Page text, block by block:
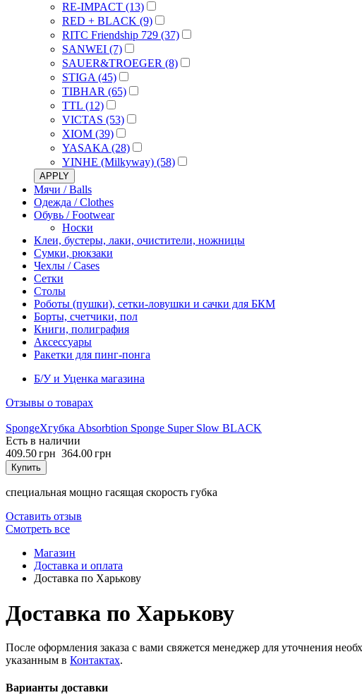
RE-IMPACT (13)
RED + BLACK (9)
RITC Friendship 729 (37)
SANWEI (7)
SAUER&TROEGER (8)
STIGA (45)
TIBHAR (65)
TTL (12)
VICTAS (53)
XIOM (39)
YASAKA (28)
YINHE (Milkyway) (58)
APPLY
Мячи / Balls
Одежда / Clothes
Обувь / Footwear
Носки
Клеи, бустеры, лаки, очистители, ножницы
Сумки, рюкзаки
Чехлы / Cases
Сетки
Столы
Роботы (пушки), сетки-ловушки и сачки для БКМ
Борты, счетчики, пол
Книги, полиграфия
Аксессуары
Ракетки для пинг-понга
Б/У и Уценка магазина
Отзывы о товарах
SpongeXгубка Absorbtion Sponge Super Slow BLACK
Есть в наличии
409.50 грн 364.00 грн
Купить
специальная мощно гасящая скорость губка
Оставить отзыв
Cмотреть все
Магазин
Доставка и оплата
Доставка по Харькову
Доставка по Харькову
После оформления заказа с вами свяжется менеджер для уточнения
указанным в Контактах.
Варианты доставки